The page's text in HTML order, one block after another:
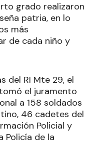
grado realizaron
patria, en lo
más
de cada niño y
del RI Mte 29, el
el juramento
a 158 soldados
46 cadetes del
Policial y
Policía de la